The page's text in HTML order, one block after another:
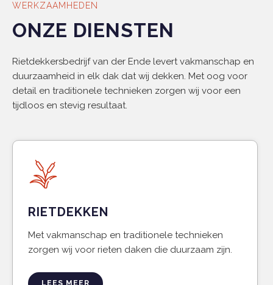
WERKZAAMHEDEN
ONZE DIENSTEN
Rietdekkersbedrijf van der Ende levert vakmanschap en
duurzaamheid in elk dak dat wij dekken. Met oog voor
detail en traditionele technieken zorgen wij voor een
tijdloos en stevig resultaat.
RIETDEKKEN
Met vakmanschap en traditionele technieken
zorgen wij voor rieten daken die duurzaam zijn.
LEES MEER